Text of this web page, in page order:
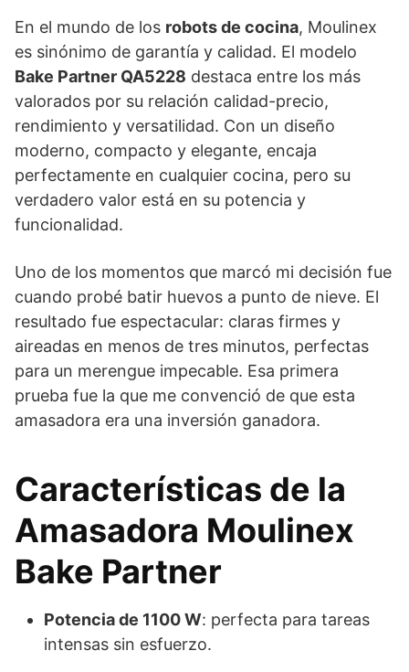
En el mundo de los robots de cocina, Moulinex
es sinónimo de garantía y calidad. El modelo
Bake Partner QA5228 destaca entre los más
valorados por su relación calidad-precio,
rendimiento y versatilidad. Con un diseño
moderno, compacto y elegante, encaja
perfectamente en cualquier cocina, pero su
verdadero valor está en su potencia y
funcionalidad.
Uno de los momentos que marcó mi decisión fue
cuando probé batir huevos a punto de nieve. El
resultado fue espectacular: claras firmes y
aireadas en menos de tres minutos, perfectas
para un merengue impecable. Esa primera
prueba fue la que me convenció de que esta
amasadora era una inversión ganadora.
Características de la
Amasadora Moulinex
Bake Partner
Potencia de 1100 W: perfecta para tareas
intensas sin esfuerzo.